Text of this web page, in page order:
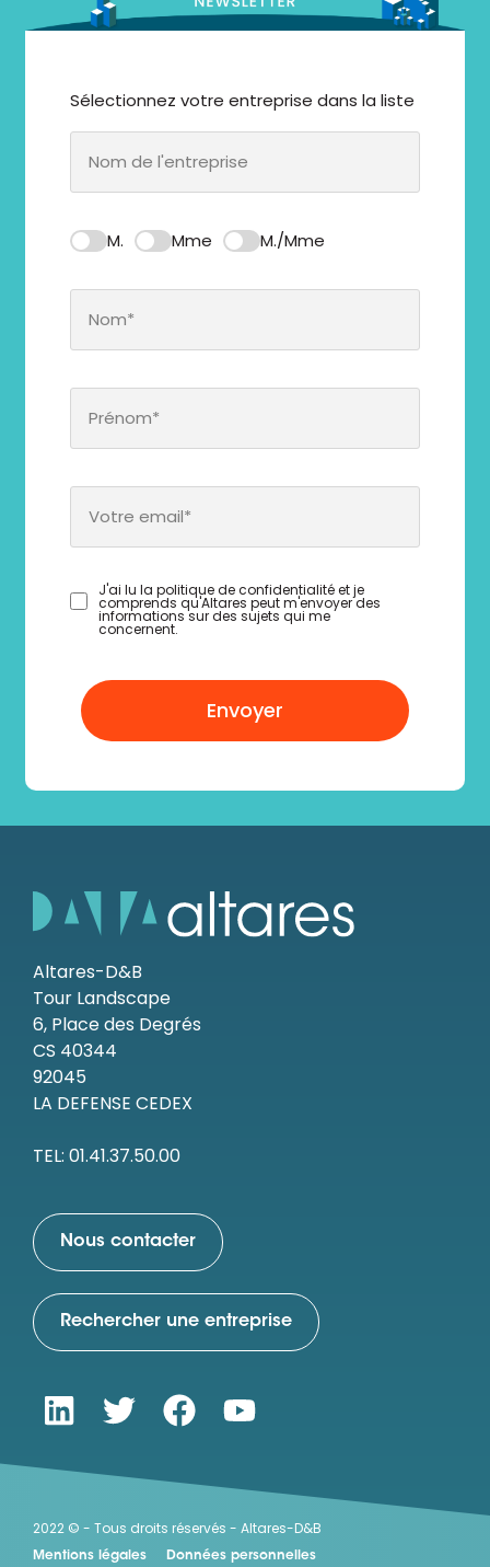
Sélectionnez votre entreprise dans la liste
M. Mme M./Mme
J'ai lu la politique de confidentialité et je
comprends qu'Altares peut m'envoyer des
informations sur des sujets qui me
concernent.
Envoyer
Altares-D&B
Tour Landscape
6, Place des Degrés
CS 40344
92045
LA DEFENSE CEDEX
TEL: 01.41.37.50.00
Nous contacter
Rechercher une entreprise
2022 © - Tous droits réservés - Altares-D&B
Mentions légales Données personnelles